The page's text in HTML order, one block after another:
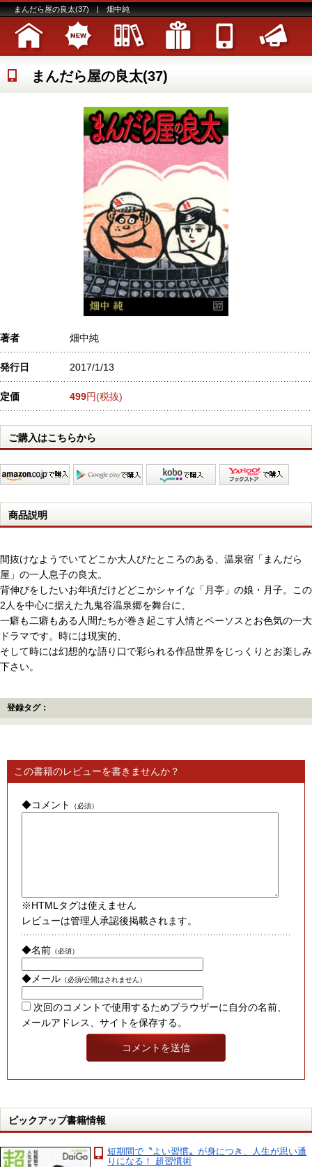
まんだら屋の良太(37) | 畑中純
まんだら屋の良太(37)
著者 畑中純
発行日 2017/1/13
定価 499円(税抜)
ご購入はこちらから
商品説明
間抜けなようでいてどこか大人びたところのある、温泉宿「まんだら
屋」の一人息子の良太。
背伸びをしたいお年頃だけどどこかシャイな「月亭」の娘・月子。この
2人を中心に据えた九鬼谷温泉郷を舞台に、
一癖も二癖もある人間たちが巻き起こす人情とペーソスとお色気の一大
ドラマです。時には現実的、
そして時には幻想的な語り口で彩られる作品世界をじっくりとお楽しみ
下さい。
登録タグ：
この書籍のレビューを書きませんか？
◆コメント （必須）
※HTMLタグは使えません
レビューは管理人承認後掲載されます。
◆名前 （必須）
◆メール （必須/公開はされません）
次回のコメントで使用するためブラウザーに自分の名前、
メールアドレス、サイトを保存する。
ピックアップ書籍情報
短期間で〝よい習慣〟が身につき、人生が思い通
りになる！ 超習慣術